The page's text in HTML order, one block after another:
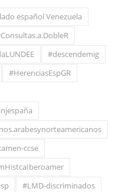
español Venezuela
#descendemig
#HerenciasEspGR
ccse
#LMD-discriminados